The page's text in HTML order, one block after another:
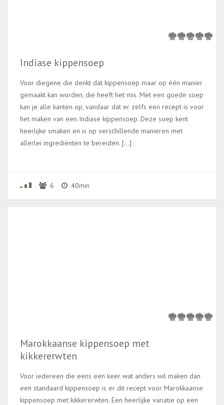
Indiase kippensoep
Voor diegene die denkt dat kippensoep maar op één manier
gemaakt kan worden, die heeft het mis. Met een goede soep
kan je alle kanten op, vandaar dat er zelfs een recept is voor
het maken van een Indiase kippensoep. Deze soep kent
heerlijke smaken en is op verschillende manieren met
allerlei ingrediënten te bereiden. […]
6 40min
Marokkaanse kippensoep met
kikkererwten
Voor iedereen die eens een keer wat anders wil maken dan
een standaard kippensoep is er dit recept voor Marokkaanse
kippensoep met kikkererwten. Een heerlijke variatie op een